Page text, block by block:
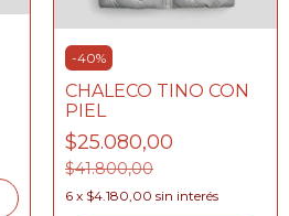
-40%
CHALECO TINO CON
PIEL
$25.080,00
$41.800,00
6 x $4.180,00 sin interés